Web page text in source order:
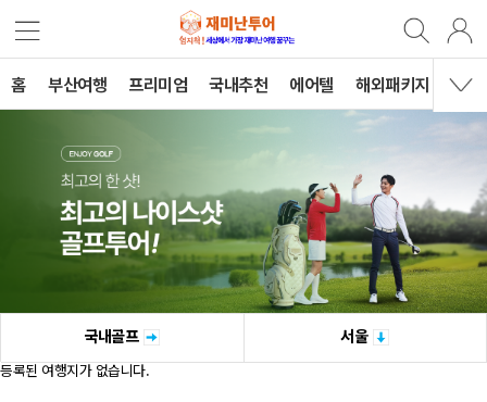
홈 부산여행 프리미엄 국내추천 에어텔 해외패키지 B2B
국내골프 서울
등록된 여행지가 없습니다.